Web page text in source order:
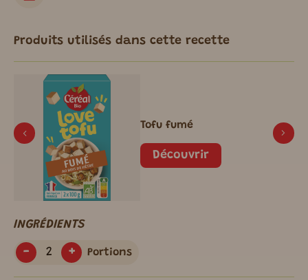
Produits utilisés dans cette recette
Tofu fumé
Découvrir
INGRÉDIENTS
- + Portions